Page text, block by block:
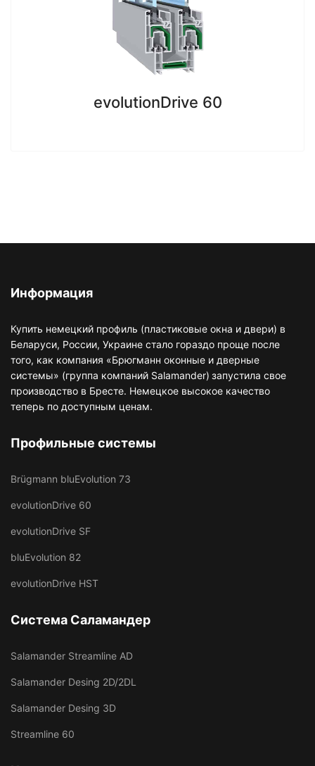
evolutionDrive 60
Информация
Купить немецкий профиль (пластиковые окна и двери) в
Беларуси, России, Украине стало гораздо проще после
того, как компания «Брюгманн оконные и дверные
системы» (группа компаний Salamander) запустила свое
производство в Бресте. Немецкое высокое качество
теперь по доступным ценам.
Профильные системы
Brügmann bluEvolution 73
evolutionDrive 60
evolutionDrive SF
bluEvolution 82
evolutionDrive HST
Система Саламандер
Salamander Streamline AD
Salamander Desing 2D/2DL
Salamander Desing 3D
Streamline 60